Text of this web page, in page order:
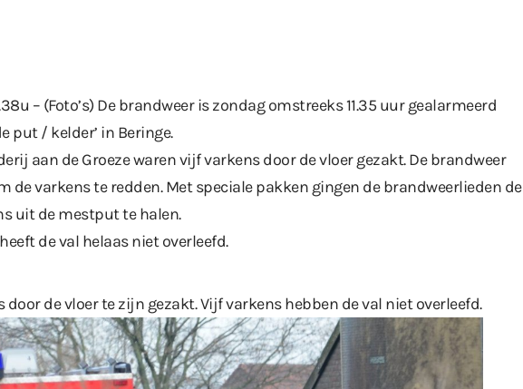
– (Foto’s) De brandweer is zondag omstreeks 11.35 uur gealarmeerd
put / kelder’ in Beringe.
aan de Groeze waren vijf varkens door de vloer gezakt. De brandweer
de varkens te redden. Met speciale pakken gingen de brandweerlieden de
uit de mestput te halen.
de val helaas niet overleefd.
door de vloer te zijn gezakt. Vijf varkens hebben de val niet overleefd.